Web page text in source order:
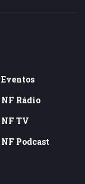
Eventos
NF Rádio
NF TV
NF Podcast